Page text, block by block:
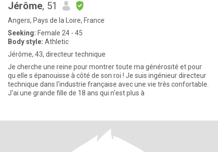
Jérôme, 51
Angers, Pays de la Loire, France
Seeking: Female 24 - 45
Body style: Athletic
Jérôme, 43, directeur technique
Je cherche une reine pour montrer toute ma générosité et pour
qu elle s épanouisse à côté de son roi ! Je suis ingénieur directeur
technique dans l'industrie française avec une vie très confortable.
J'ai une grande fille de 18 ans qui n'est plus à